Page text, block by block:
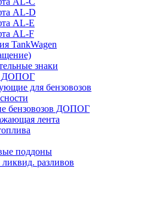
AL-D
AL-E
AL-F
TankWagen
знаки
ДОПОГ
для бензовозов
бензовозов ДОПОГ
лента
поддоны
разливов